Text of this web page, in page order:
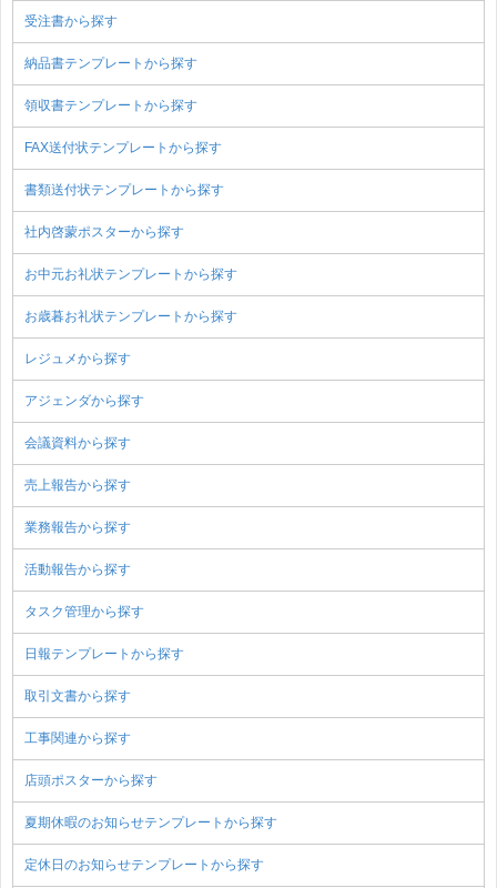
受注書から探す
納品書テンプレートから探す
領収書テンプレートから探す
FAX送付状テンプレートから探す
書類送付状テンプレートから探す
社内啓蒙ポスターから探す
お中元お礼状テンプレートから探す
お歳暮お礼状テンプレートから探す
レジュメから探す
アジェンダから探す
会議資料から探す
売上報告から探す
業務報告から探す
活動報告から探す
タスク管理から探す
日報テンプレートから探す
取引文書から探す
工事関連から探す
店頭ポスターから探す
夏期休暇のお知らせテンプレートから探す
定休日のお知らせテンプレートから探す